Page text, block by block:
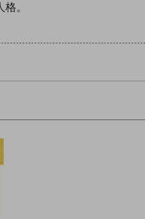
。